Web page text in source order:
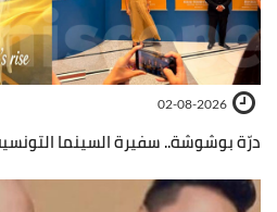
02-08-2026
درّة بوشوشة.. سفيرة السينما